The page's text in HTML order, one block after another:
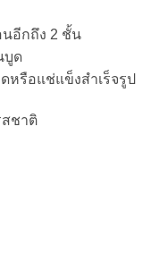
อีกถึง 2 ชั้น
บูด
รือแช่แข็งสำเร็จรูป
สชาติ